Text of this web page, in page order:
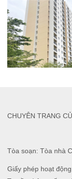
Tòa soạn: Tòa nhà
Giấy phép hoạt
CHUYÊN TRANG